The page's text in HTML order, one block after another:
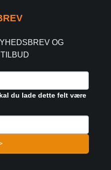
OG
du lade dette felt være